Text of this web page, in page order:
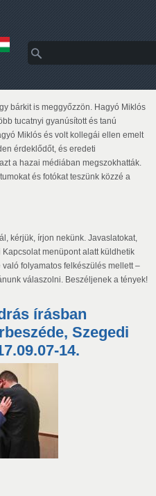
Keresés űrlap
Keresés
bárkit is meggyőzzön. Hagyó Miklós
tucatnyi gyanúsított és tanú
Miklós és volt kollegái ellen emelt
érdeklődőt, és eredeti
a hazai médiában megszokhatták.
és fotókat teszünk közzé a
kérjük, írjon nekünk. Javaslatokat,
menüpont alatt küldhetik
folyamatos felkészülés mellett –
válaszolni. Beszéljenek a tények!
írásban
Szegedi
14.